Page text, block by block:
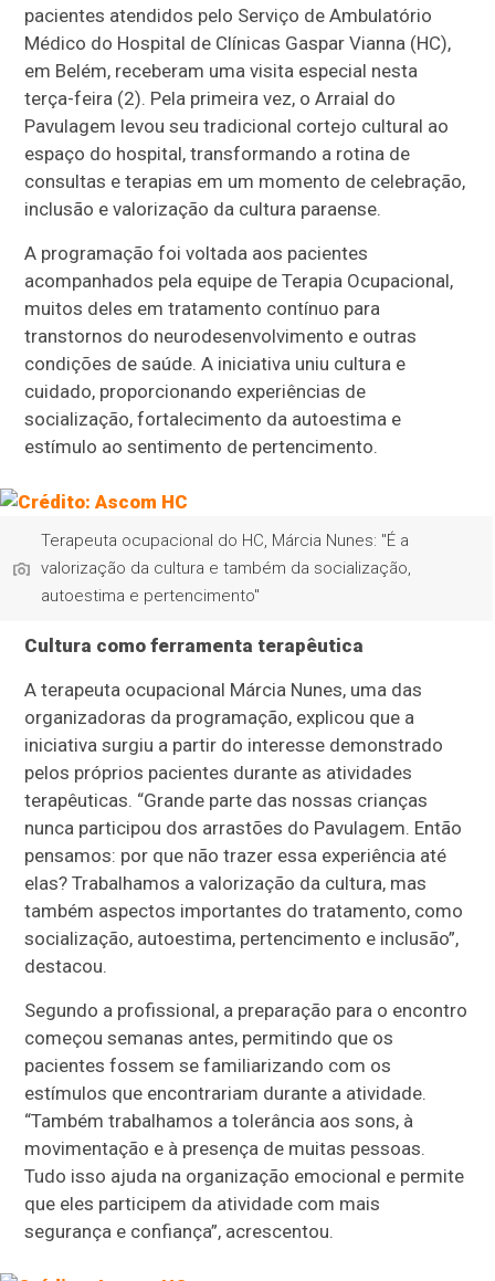
pacientes atendidos pelo Serviço de Ambulatório
Médico do Hospital de Clínicas Gaspar Vianna (HC),
em Belém, receberam uma visita especial nesta
terça-feira (2). Pela primeira vez, o Arraial do
Pavulagem levou seu tradicional cortejo cultural ao
espaço do hospital, transformando a rotina de
consultas e terapias em um momento de celebração,
inclusão e valorização da cultura paraense.
A programação foi voltada aos pacientes
acompanhados pela equipe de Terapia Ocupacional,
muitos deles em tratamento contínuo para
transtornos do neurodesenvolvimento e outras
condições de saúde. A iniciativa uniu cultura e
cuidado, proporcionando experiências de
socialização, fortalecimento da autoestima e
estímulo ao sentimento de pertencimento.
Terapeuta ocupacional do HC, Márcia Nunes: "É a
valorização da cultura e também da socialização,
autoestima e pertencimento"
Cultura como ferramenta terapêutica
A terapeuta ocupacional Márcia Nunes, uma das
organizadoras da programação, explicou que a
iniciativa surgiu a partir do interesse demonstrado
pelos próprios pacientes durante as atividades
terapêuticas. “Grande parte das nossas crianças
nunca participou dos arrastões do Pavulagem. Então
pensamos: por que não trazer essa experiência até
elas? Trabalhamos a valorização da cultura, mas
também aspectos importantes do tratamento, como
socialização, autoestima, pertencimento e inclusão”,
destacou.
Segundo a profissional, a preparação para o encontro
começou semanas antes, permitindo que os
pacientes fossem se familiarizando com os
estímulos que encontrariam durante a atividade.
“Também trabalhamos a tolerância aos sons, à
movimentação e à presença de muitas pessoas.
Tudo isso ajuda na organização emocional e permite
que eles participem da atividade com mais
segurança e confiança”, acrescentou.